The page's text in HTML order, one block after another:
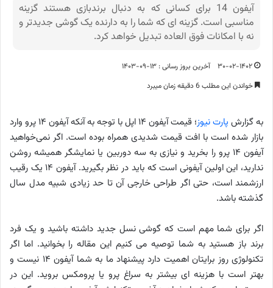
آیفون 14 برای کسانی که به دنبال برندبازی هستند گزینه
مناسبی است. گزینه ای که شما را به دارنده یک گوشی جدیدتر و
نه با امکانات فوق العاده تبدیل خواهد کرد.
۳۰-۰۲-۱۴۰۲
آخرین بروز رسانی : ۱۳-۰۹-۱۴۰۳
خواندن این مطلب 6 دقیقه زمان میبرد
به گزارش پارت نیوز
؛ قیمت آیفون ۱۴ اپل با توجه به آنکه آیفون ۱۴ پرو وارد
بازار شده است با افت قیمت شدیدی همراه بوده است. اگر نمی‌خواهید
آیفون ۱۴ پرو را بخرید و نیازی به سه دوربین یا نمایشگر همیشه روشن
ندارید، این اولین آیفونی است که باید در نظر بگیرید. آیفون ۱۴ یک رقیب
ارزشمند است، حتی اگر طراحی خارجی آن تا حد زیادی شبیه مدل سال
گذشته باشد.
اگر برای شما مهم است که گوشی نسل جدید داشته باشید و یک فرد
برند باز هستید به شما توصیه می کنیم این مقاله را بخوانید. اما اگر
تکنولوژی روز برایتان اهمیت دارد پیشنهاد ما به شما آیفون ۱۴ نیست و
بهتر است با هزینه ای بیشتر به سراغ پرو یا پرومکس بروید. این در